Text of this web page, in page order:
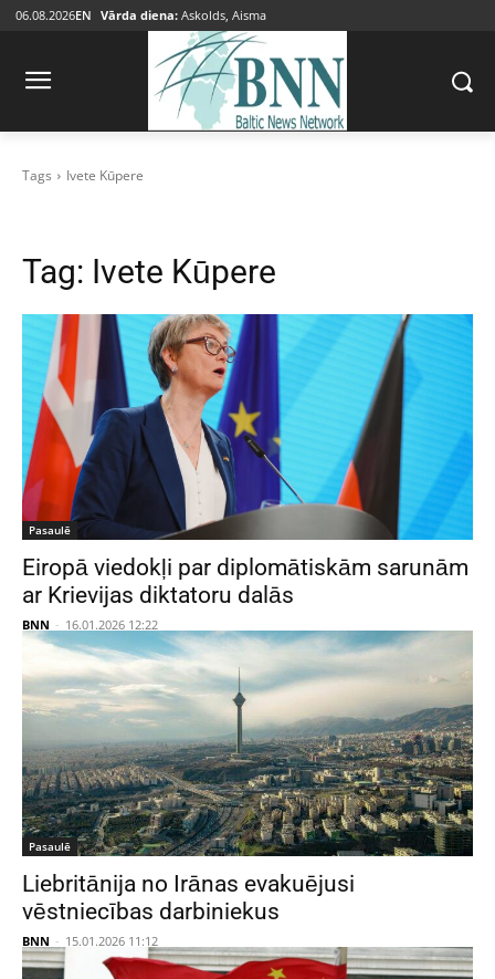
06.08.2026EN Vārda diena: Askolds, Aisma
Tags Ivete Kūpere
Tag: Ivete Kūpere
Pasaulē
Eiropā viedokļi par diplomātiskām sarunām
ar Krievijas diktatoru dalās
BNN - 16.01.2026 12:22
Pasaulē
Liebritānija no Irānas evakuējusi
vēstniecības darbiniekus
BNN - 15.01.2026 11:12